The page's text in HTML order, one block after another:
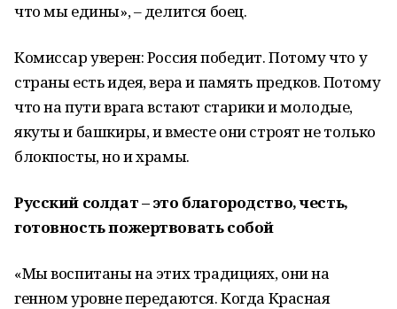
что мы едины», – делится боец.
Комиссар уверен: Россия победит. Потому что у
страны есть идея, вера и память предков. Потому
что на пути врага встают старики и молодые,
якуты и башкиры, и вместе они строят не только
блокпосты, но и храмы.
Русский солдат – это благородство, честь,
готовность пожертвовать собой
«Мы воспитаны на этих традициях, они на
генном уровне передаются. Когда Красная